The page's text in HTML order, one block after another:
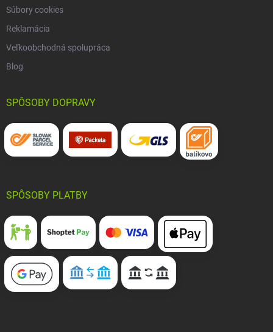
Súbory cookies
Reklamácia
Veľkoobchodná spolupráca
Blog
SPÔSOBY DOPRAVY
SPÔSOBY PLATBY